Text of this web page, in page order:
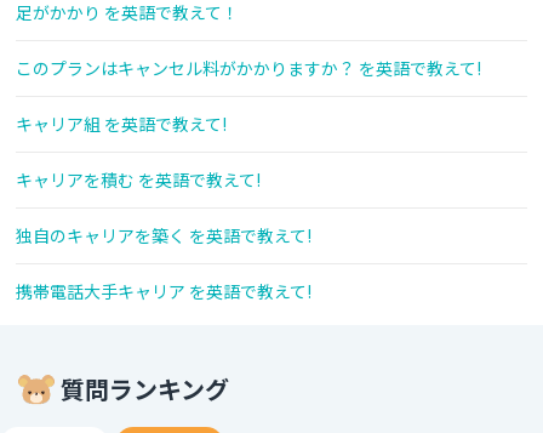
足がかかり を英語で教えて！
このプランはキャンセル料がかかりますか？ を英語で教えて!
キャリア組 を英語で教えて!
キャリアを積む を英語で教えて!
独自のキャリアを築く を英語で教えて!
携帯電話大手キャリア を英語で教えて!
質問ランキング